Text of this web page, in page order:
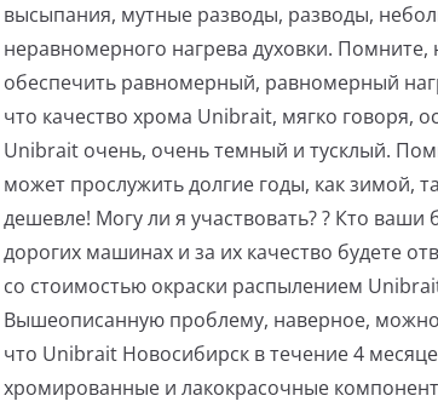
высыпания, мутные разводы, разводы,
неравномерного нагрева духовки. Помните,
обеспечить равномерный, равномерный
что качество хрома Unibrait, мягко говоря,
Unibrait очень, очень темный и тусклый.
может прослужить долгие годы, как зимой,
дешевле! Могу ли я участвовать? ? Кто
дорогих машинах и за их качество будете
со стоимостью окраски распылением
Вышеописанную проблему, наверное,
что Unibrait Новосибирск в течение 4
хромированные и лакокрасочные